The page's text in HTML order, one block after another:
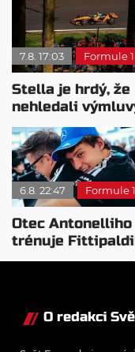
7.8. 17:03 Formule 1
Stella je hrdý, že
nehledali
proč nedokážou
bojovat o titul
6.8. 22:47 Formule 1
Otec Antonelliho
trénuje
syna: Brazilec
O redakci